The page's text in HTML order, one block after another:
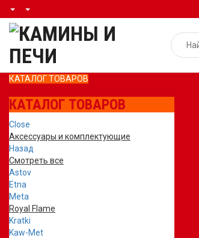
КАТАЛОГ ТОВАРОВ
КАТАЛОГ ТОВАРОВ
Close
Аксессуары и комплектующие
Назад
Смотреть все
Astov
Etna
Meta
Royal Flame
Kratki
Kaw-Met